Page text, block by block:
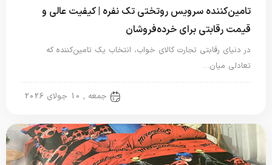
تامین‌کننده سرویس روتختی تک نفره | کیفیت عالی و
قیمت رقابتی برای خرده‌فروشان
در دنیای رقابتی تجارت کالای خواب، انتخاب یک تامین‌کننده که
تعادلی میان…
جمعه , 10 جولای 2026